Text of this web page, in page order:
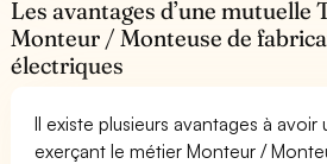
Les avantages d’une mutuelle
Monteur / Monteuse de
électriques
Il existe plusieurs avantages à avoir
exerçant le métier Monteur /